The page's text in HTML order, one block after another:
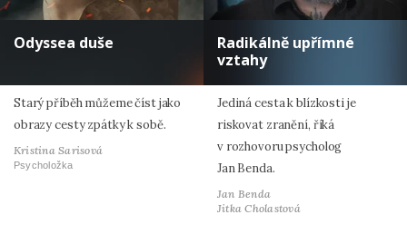
Odyssea duše
Starý příběh můžeme číst jako
obrazy cesty zpátky k sobě.
Kristina Sarisová
Psycholožka
Radikálně upřímné
vztahy
Jediná cesta k blízkosti je
riskovat zranění, říká
v rozhovoru psycholog
Jan Benda.
Jan Benda
Jitka Cholastová